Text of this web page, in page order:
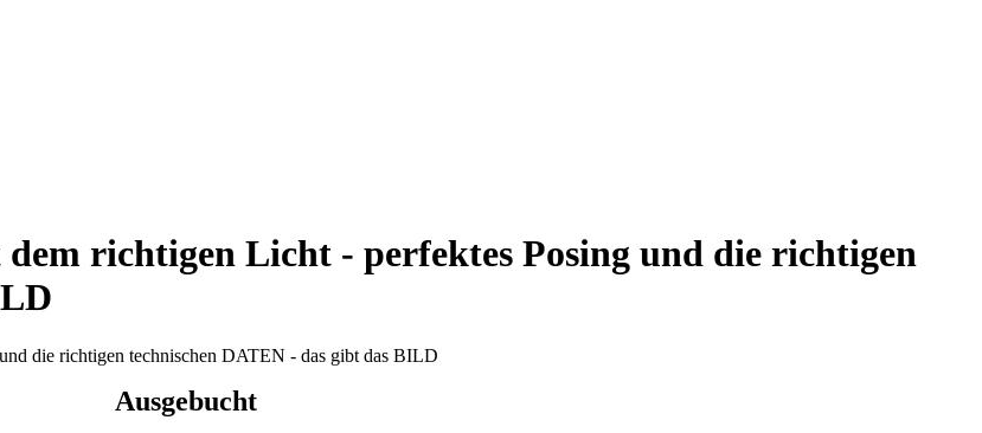
richtigen Licht - perfektes Posing und die richtigen
Ausgebucht